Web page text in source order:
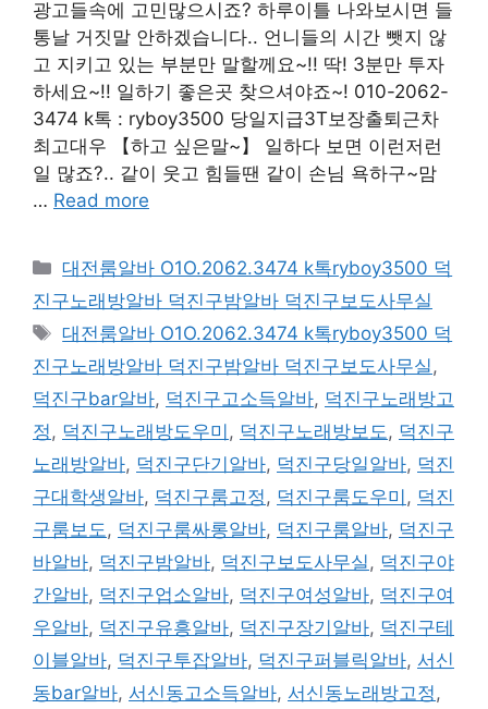
광고들속에 고민많으시죠? 하루이틀 나와보시면 들
통날 거짓말 안하겠습니다.. 언니들의 시간 뺏지 않
고 지키고 있는 부분만 말할께요~!! 딱! 3분만 투자
하세요~!! 일하기 좋은곳 찾으셔야죠~! 010-2062-
3474 k톡 : ryboy3500 당일지급3T보장출퇴근차
최고대우 【하고 싶은말~】 일하다 보면 이런저런
일 많죠?.. 같이 웃고 힘들땐 같이 손님 욕하구~맘
… Read more
카
테
리
대전룸알바 O1O.2062.3474 k톡ryboy3500 덕
진구노래방알바 덕진구밤알바 덕진구보도사무실
태
그
대전룸알바 O1O.2062.3474 k톡ryboy3500 덕
진구노래방알바 덕진구밤알바 덕진구보도사무실 ,
덕진구bar알바, 덕진구고소득알바, 덕진구노래방고
정 , 덕진구노래방도우미 , 덕진구노래방보도 , 덕진구
노래방알바, 덕진구단기알바, 덕진구당일알바, 덕진
구대학생알바, 덕진구룸고정 , 덕진구룸도우미 , 덕진
구룸보도 , 덕진구룸싸롱알바, 덕진구룸알바, 덕진구
바알바, 덕진구밤알바, 덕진구보도사무실 , 덕진구야
간알바, 덕진구업소알바, 덕진구여성알바, 덕진구여
우알바, 덕진구유흥알바, 덕진구장기알바, 덕진구테
이블알바, 덕진구투잡알바, 덕진구퍼블릭알바, 서신
동bar알바, 서신동고소득알바, 서신동노래방고정 ,